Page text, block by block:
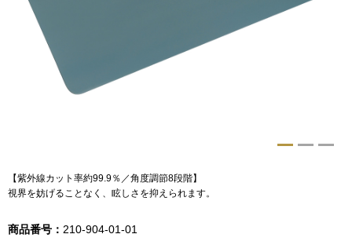
ダーウェア
アクセサリー
ン雑貨
その他
【紫外線カット率約99.9％／角度調節8段階】
視界を妨げることなく、眩しさを抑えられます。
商品番号： 210-904-01-01